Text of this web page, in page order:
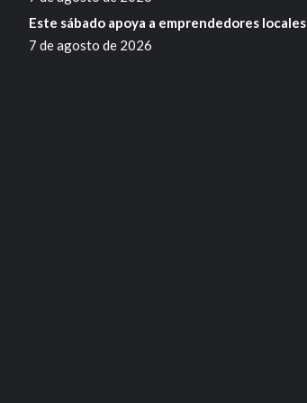
Este sábado apoya a emprendedores locales
7 de agosto de 2026